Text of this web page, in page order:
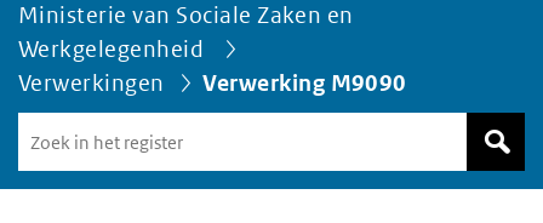
Ministerie van Sociale Zaken en
Werkgelegenheid
Verwerkingen
Verwerking M9090
in
het